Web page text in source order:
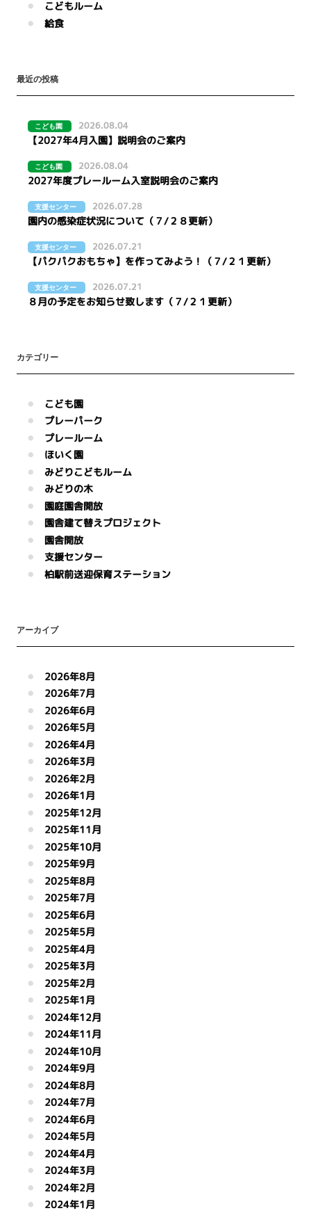
こどもルーム
給食
最近の投稿
こども園 2026.08.04
【2027年4月入園】説明会のご案内
こども園 2026.08.04
2027年度プレールーム入室説明会のご案内
支援センター 2026.07.28
園内の感染症状況について（７/２８更新）
支援センター 2026.07.21
【パクパクおもちゃ】を作ってみよう！（７/２１更新）
支援センター 2026.07.21
８月の予定をお知らせ致します（７/２１更新）
カテゴリー
こども園
プレーパーク
プレールーム
ほいく園
みどりこどもルーム
みどりの木
園庭園舎開放
園舎建て替えプロジェクト
園舎開放
支援センター
柏駅前送迎保育ステーション
アーカイブ
2026年8月
2026年7月
2026年6月
2026年5月
2026年4月
2026年3月
2026年2月
2026年1月
2025年12月
2025年11月
2025年10月
2025年9月
2025年8月
2025年7月
2025年6月
2025年5月
2025年4月
2025年3月
2025年2月
2025年1月
2024年12月
2024年11月
2024年10月
2024年9月
2024年8月
2024年7月
2024年6月
2024年5月
2024年4月
2024年3月
2024年2月
2024年1月